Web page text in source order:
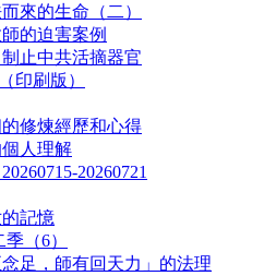
來的生命（二）
的迫害案例
止中共活摘器官
印刷版）
修煉經歷和心得
人理解
20260721
記憶
（6）
足，師有回天力」的法理